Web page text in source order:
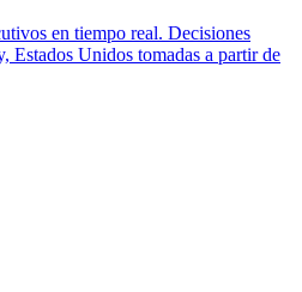
en tiempo real. Decisiones
Estados Unidos tomadas a partir de